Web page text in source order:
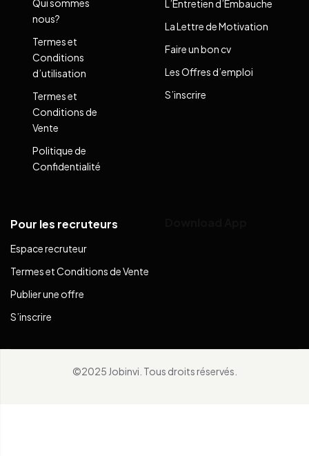
nous?
Termes et
Conditions
d’utilisation
Termes et
Conditions de
Vente
Politique de
Confidentialité
L’Entretien d’Embauche
La Lettre de Motivation
Faire un bon cv
Les Offres d’emploi
S’inscrire
Pour les recruteurs
Espace recruteur
Termes et Conditions de Vente
Publier une offre
S’inscrire
©2025 Jobinvi. Tous droits réservés.